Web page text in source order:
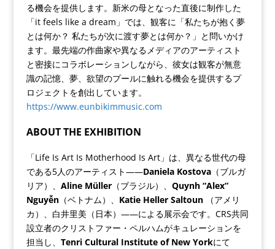
る機会を提供します。新米の母となった直後に制作した
「it feels like a dream」では、観客に「私たちが抱く夢
とは何か？ 私たちが次に渡す夢とは何か？」と問いかけ
ます。最先端の作曲家や異なるメディアのアーティスト
と密接にコラボレーションしながら、彼女は観客が無意
識の記憶、夢、欲望のプールに触れる機会を提供するプ
ロジェクトを創出しています。
https://www.eunbikimmusic.com
ABOUT THE EXHIBITION
「Life Is Art Is Motherhood Is Art」は、異なる世代の母
である5人のアーティスト——Daniela Kostova（ブルガ
リア）、 Aline Müller（ブラジル）、 Quynh “Alex”
Nguyễn（ベトナム）、 Katie Heller Saltoun（アメリ
カ）、白井里美（日本）——による展示会です。CRS共同
設立者のクリストファー・ペルハムがキュレーションを
担当し、 Tenri Cultural Institute of New Yorkにて